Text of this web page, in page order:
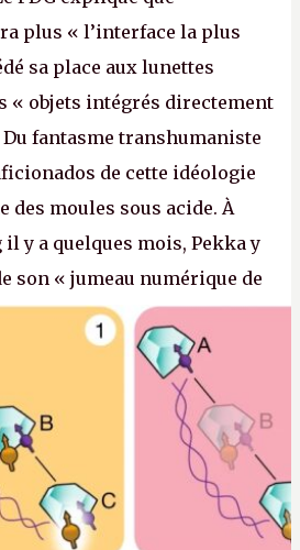
plus « l’interface la plus
sa place aux lunettes
« objets intégrés directement
fantasme transhumaniste
de cette idéologie
des moules sous acide. À
il y a quelques mois, Pekka y
son « jumeau numérique de
des metasangsues, qu’il
la prochaine grande plateforme
World Wide Web et le mobile
/ Pixabay)